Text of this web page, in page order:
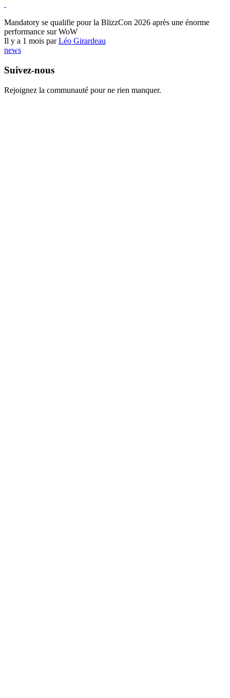
Mandatory se qualifie pour la BlizzCon 2026 après une énorme
performance sur WoW
Il y a 1 mois parLéo Girardeau
news
Suivez-nous
Rejoignez la communauté pour ne rien manquer.